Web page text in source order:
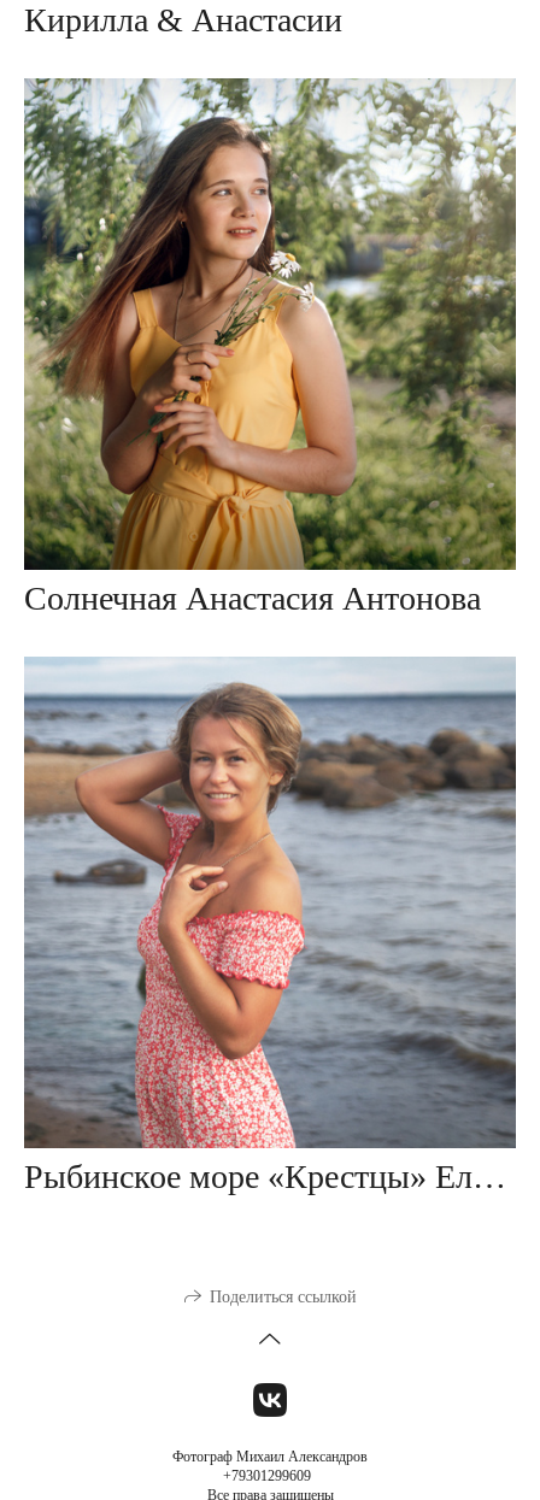
Кирилла & Анастасии
Солнечная Анастасия Антонова
Рыбинское море «Крестцы» Елена
Поделиться ссылкой
Фотограф Михаил Александров
+79301299609
Все права защищены